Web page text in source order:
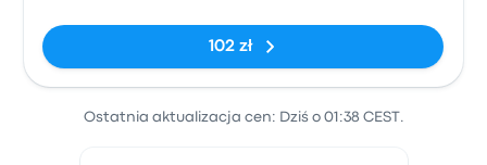
102 zł
Ostatnia aktualizacja cen: Dziś o 01:38 CEST.